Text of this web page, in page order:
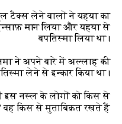
टैक्स लेने वालों ने यहया का
मान लिया और यहया से
बपतिस्मा लिया था।
ने अपने बारे में अल्लाह की
लेने से इन्कार किया था।
इस नस्ल के लोगों को किस से
वह किस से मुताबिक़त रखते हैं?